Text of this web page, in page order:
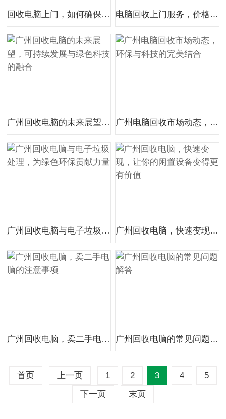
回收电脑上门，如何确保数据安全 电脑回收上门服务，价格透明公正，让你的闲置变财富
广州回收电脑的未来展望，可持续发展与绿色科技的融合 广州电脑回收市场动态，环保与科技的完美结合
广州回收电脑与电子垃圾处理，为绿色环保贡献力量 广州回收电脑，快速变现，让你的闲置设备变得更有价值
广州回收电脑，卖二手电脑的注意事项 广州回收电脑的常见问题解答
首页 上一页 1 2 3 4
5
下一页
末页